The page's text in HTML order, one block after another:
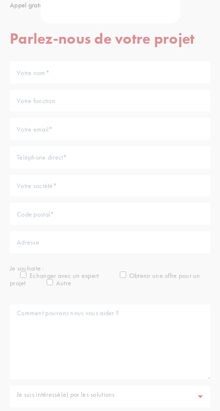
Appel gratuit
Parlez-nous de votre projet
Je souhaite :
Echanger avec un expert
Obtenir une offre pour un
projet
Autre
Je suis intéressé(e) par les solutions